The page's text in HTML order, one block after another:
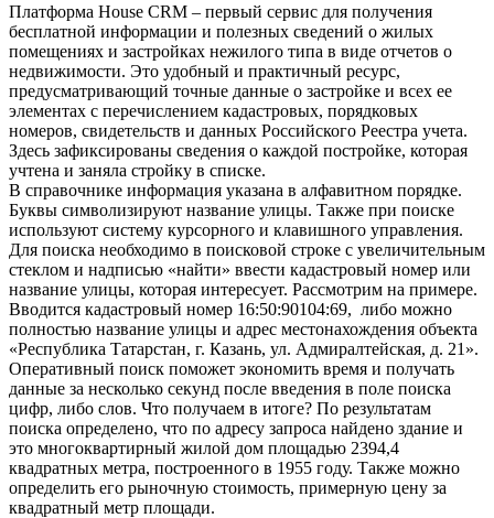
Платформа House CRM – первый сервис для получения
бесплатной информации и полезных сведений о жилых
помещениях и застройках нежилого типа в виде отчетов о
недвижимости. Это удобный и практичный ресурс,
предусматривающий точные данные о застройке и всех ее
элементах с перечислением кадастровых, порядковых
номеров, свидетельств и данных Российского Реестра учета.
Здесь зафиксированы сведения о каждой постройке, которая
учтена и заняла стройку в списке.
В справочнике информация указана в алфавитном порядке.
Буквы символизируют название улицы. Также при поиске
используют систему курсорного и клавишного управления.
Для поиска необходимо в поисковой строке с увеличительным
стеклом и надписью «найти» ввести кадастровый номер или
название улицы, которая интересует. Рассмотрим на примере.
Вводится кадастровый номер 16:50:90104:69, либо можно
полностью название улицы и адрес местонахождения объекта
«Республика Татарстан, г. Казань, ул. Адмиралтейская, д. 21».
Оперативный поиск поможет экономить время и получать
данные за несколько секунд после введения в поле поиска
цифр, либо слов. Что получаем в итоге? По результатам
поиска определено, что по адресу запроса найдено здание и
это многоквартирный жилой дом площадью 2394,4
квадратных метра, построенного в 1955 году. Также можно
определить его рыночную стоимость, примерную цену за
квадратный метр площади.